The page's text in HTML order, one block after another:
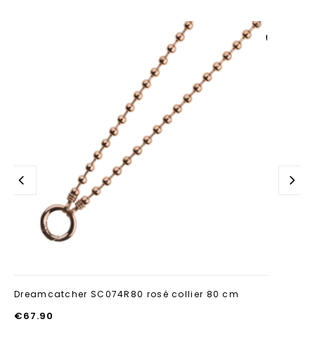
Dreamcatcher SC074R80 rosé collier 80 cm
€67.90